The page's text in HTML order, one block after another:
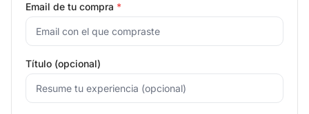
Email de tu compra *
Título (opcional)